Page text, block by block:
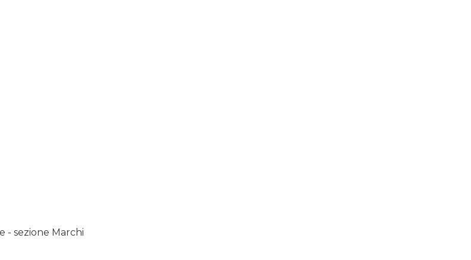
- sezione Marchi